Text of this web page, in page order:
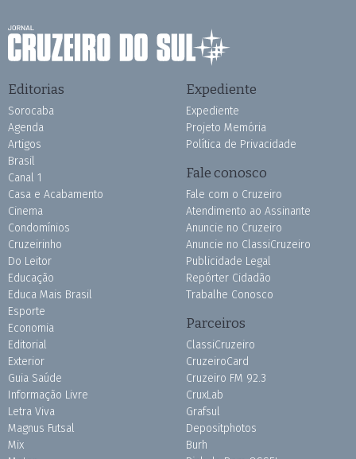
Editorias
Sorocaba
Agenda
Artigos
Brasil
Canal 1
Casa e Acabamento
Cinema
Condomínios
Cruzeirinho
Do Leitor
Educação
Educa Mais Brasil
Esporte
Economia
Editorial
Exterior
Guia Saúde
Informação Livre
Letra Viva
Magnus Futsal
Mix
Expediente
Expediente
Projeto Memória
Política de Privacidade
Fale conosco
Fale com o Cruzeiro
Atendimento ao Assinante
Anuncie no Cruzeiro
Anuncie no ClassiCruzeiro
Publicidade Legal
Repórter Cidadão
Trabalhe Conosco
Parceiros
ClassiCruzeiro
CruzeiroCard
Cruzeiro FM 92.3
CruxLab
Grafsul
Depositphotos
Burh